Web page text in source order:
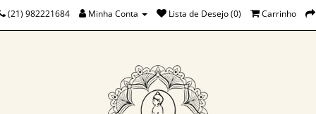
(21) 982221684 Minha Conta Lista de Desejo (0) Carrinho